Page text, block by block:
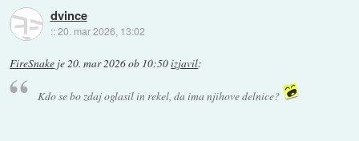
dvince
::20. mar 2026, 13:02
FireSnake je20. mar 2026 ob 10:50izjavil:
Kdo se bo zdaj oglasil in rekel, da ima njihove delnice?